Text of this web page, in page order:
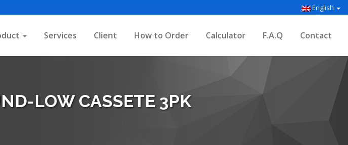
English
Services Client How to Order Calculator F.A.Q Contact
LOW CASSETE 3PK